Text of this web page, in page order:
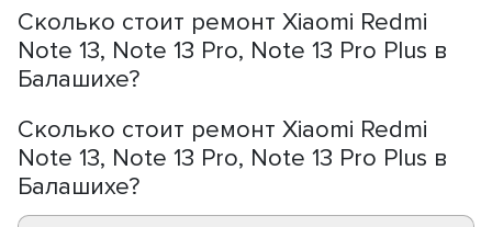
Сколько стоит ремонт Xiaomi Redmi
Note 13, Note 13 Pro, Note 13 Pro Plus в
Балашихе?
Сколько стоит ремонт Xiaomi Redmi
Note 13, Note 13 Pro, Note 13 Pro Plus в
Балашихе?